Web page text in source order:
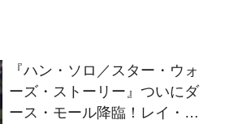
『ハン・ソロ／スター・ウォ
ーズ・ストーリー』ついにダ
ース・モール降臨！レイ・パ